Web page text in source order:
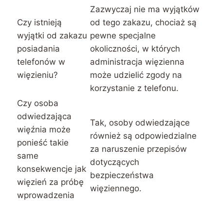
Czy istnieją
wyjątki od zakazu
posiadania
telefonów w
więzieniu?
Zazwyczaj nie ma wyjątków
od tego zakazu, chociaż są
pewne specjalne
okoliczności, w których
administracja więzienna
może udzielić zgody na
korzystanie z telefonu.
Czy osoba
odwiedzająca
więźnia może
ponieść takie
same
konsekwencje jak
więzień za próbę
wprowadzenia
Tak, osoby odwiedzające
również są odpowiedzialne
za naruszenie przepisów
dotyczących
bezpieczeństwa
więziennego.